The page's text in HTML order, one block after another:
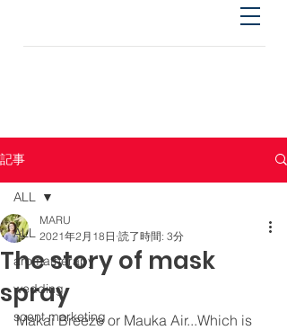
記事
ALL
aromatherapy
wedding
scent marketing
ALL
The story of mask
spray
MARU
2021年2月18日 読了時間: 3分
Makai Breeze or Mauka Air...Which is